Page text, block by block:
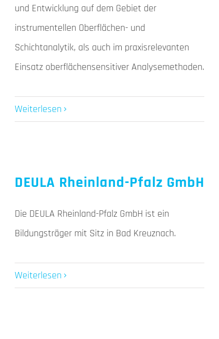
und Entwicklung auf dem Gebiet der
instrumentellen Oberflächen- und
Schichtanalytik, als auch im praxisrelevanten
Einsatz oberflächensensitiver Analysemethoden.
Weiterlesen
DEULA Rheinland-Pfalz GmbH
Die DEULA Rheinland-Pfalz GmbH ist ein
Bildungsträger mit Sitz in Bad Kreuznach.
Weiterlesen